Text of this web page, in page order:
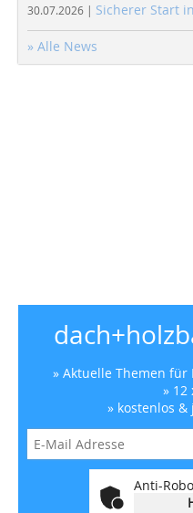
30.07.2026 | Sicherer Start
» Alle News
» Aktuelle Themen
» 12
» kostenlos
Anti-